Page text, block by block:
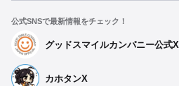
公式SNSで最新情報をチェック！
グッドスマイルカンパニー公式X
カホタンX